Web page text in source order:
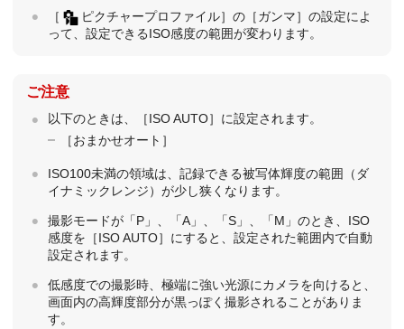
［ ピクチャープロファイル］の ［ガンマ］の設定によ
って、設定できるISO感度の範囲が変わります。
ご注意
以下のときは、 ［ISO AUTO］ に設定されます。
［おまかせオート］
ISO100未満の領域は、記録できる被写体輝度の範囲（ダ
イナミックレンジ）が少し狭くなります。
撮影モードが「P」、「A」、「S」、「M」のとき、ISO
感度を ［ISO AUTO］ にすると、設定された範囲内で自動
設定されます。
低感度での撮影時、極端に強い光源にカメラを向けると、
画面内の高輝度部分が黒っぽく撮影されることがありま
す。